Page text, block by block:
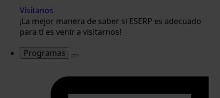
Visítanos
¡La mejor manera de saber si ESERP es adecuado
para tí es venir a visitarnos!
Programas